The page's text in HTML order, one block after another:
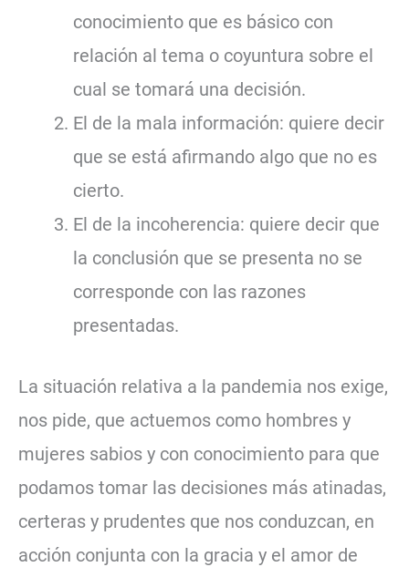
conocimiento que es básico con
relación al tema o coyuntura sobre el
cual se tomará una decisión.
El de la mala información: quiere decir
que se está afirmando algo que no es
cierto.
El de la incoherencia: quiere decir que
la conclusión que se presenta no se
corresponde con las razones
presentadas.
La situación relativa a la pandemia nos exige,
nos pide, que actuemos como hombres y
mujeres sabios y con conocimiento para que
podamos tomar las decisiones más atinadas,
certeras y prudentes que nos conduzcan, en
acción conjunta con la gracia y el amor de